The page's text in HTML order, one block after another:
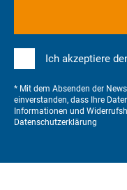
Ich akzeptiere
* Mit dem Absenden der
einverstanden, dass Ihre
Informationen und
Datenschutzerklärung